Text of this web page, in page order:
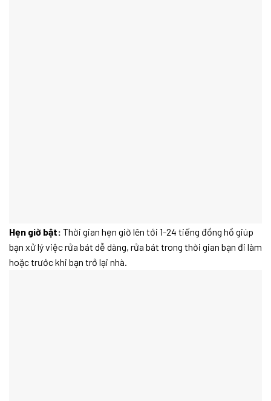
Hẹn giờ bật: Thời gian hẹn giờ lên tới 1-24 tiếng đồng hồ giúp
bạn xử lý việc rửa bát dễ dàng, rửa bát trong thời gian bạn đi làm
hoặc trước khi bạn trở lại nhà.